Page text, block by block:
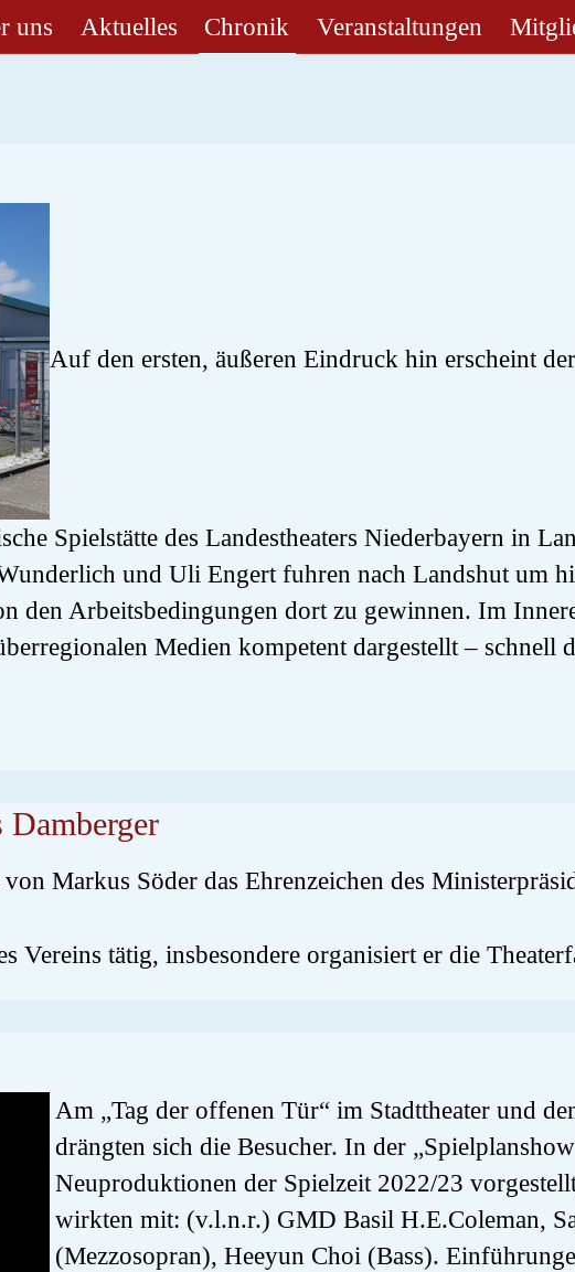
uns Aktuelles Chronik Veranstaltungen
Auf den ersten, äußeren Eindruck hin erscheint
Spielstätte des Landestheaters Niederbayern in
und Uli Engert fuhren nach Landshut um
den Arbeitsbedingungen dort zu gewinnen. Im
Medien kompetent dargestellt – schnell
Markus Söder das Ehrenzeichen des
Vereins tätig, insbesondere organisiert er die
Am „Tag der offenen Tür“ im Stadttheater und
drängten sich die Besucher. In der
Neuproduktionen der Spielzeit 2022/23
wirkten mit: (v.l.n.r.) GMD Basil H.E.Coleman,
(Mezzosopran), Heeyun Choi (Bass).